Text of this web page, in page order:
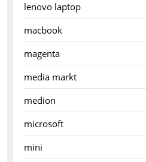
lenovo laptop
macbook
magenta
media markt
medion
microsoft
mini